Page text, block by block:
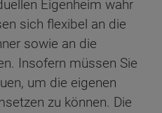
Eigenheim wahr
sich flexibel an die
sowie an die
Insofern müssen Sie
um die eigenen
zu können. Die